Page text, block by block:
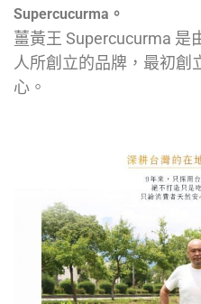
Supercucurma。
薑黃王 Supercucurma 是
人所創立的品牌，最初創
心。